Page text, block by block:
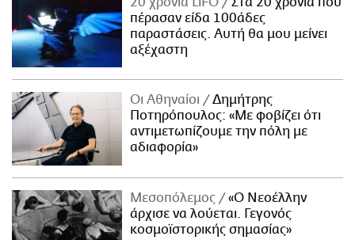
πέρασαν είδα 100άδες
παραστάσεις. Αυτή θα μου μείνει
αξέχαστη
Οι Αθηναίοι
Δημήτρης
Ποτηρόπουλος: «Με φοβίζει ότι
αντιμετωπίζουμε την πόλη με
αδιαφορία»
Μεσοπόλεμος
«Ο Νεοέλλην
άρχισε να λούεται. Γεγονός
κοσμοϊστορικής σημασίας»